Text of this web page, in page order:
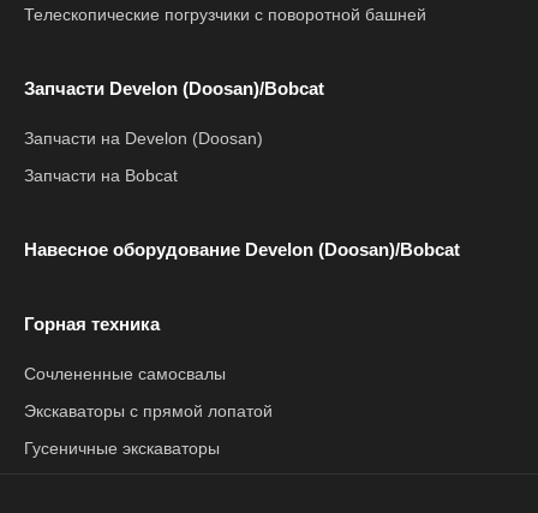
Телескопические погрузчики с поворотной башней
Запчасти Develon (Doosan)/Bobcat
Запчасти на Develon (Doosan)
Запчасти на Bobcat
Навесное оборудование Develon (Doosan)/Bobcat
Горная техника
Сочлененные самосвалы
Экскаваторы с прямой лопатой
Гусеничные экскаваторы